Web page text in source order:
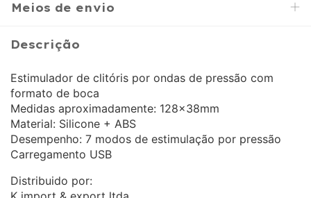
Meios de envio
Descrição
Estimulador de clitóris por ondas de pressão com
formato de boca
Medidas aproximadamente: 128x38mm
Material: Silicone + ABS
Desempenho: 7 modos de estimulação por pressão
Carregamento USB
Distribuido por: